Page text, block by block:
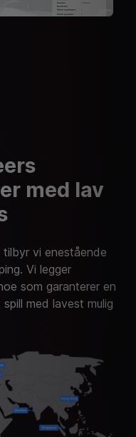
med lav
tilbyr vi enestående
Vi legger
som garanterer en
med lavest mulig